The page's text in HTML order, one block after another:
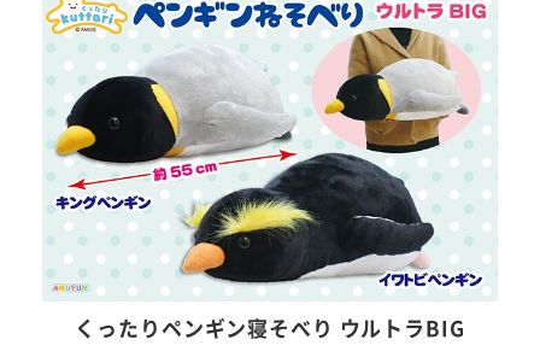
くったりペンギン寝そべり ウルトラBIG